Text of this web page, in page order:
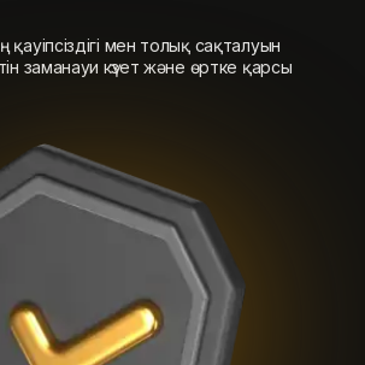
мен толық сақталуын
заманауи күзет және өртке қарсы